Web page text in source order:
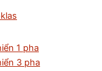
1 pha
3 pha